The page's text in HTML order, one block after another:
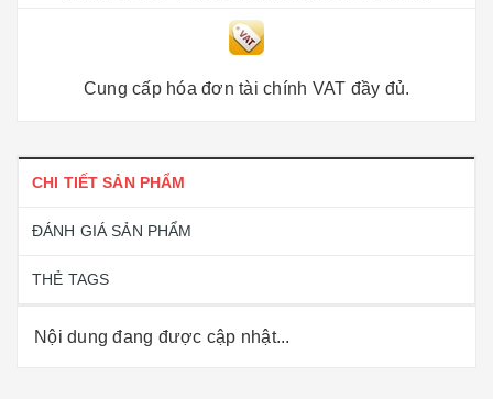
Cung cấp hóa đơn tài chính VAT đầy đủ.
CHI TIẾT SẢN PHẨM
ĐÁNH GIÁ SẢN PHẨM
THẺ TAGS
Nội dung đang được cập nhật...